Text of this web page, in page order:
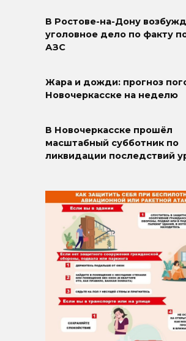
В Ростове-на-Дону
уголовное дело по факту
АЗС
Жара и дожди: прогноз
Новочеркасске на неделю
В Новочеркасске прошёл
масштабный субботник по
ликвидации последствий